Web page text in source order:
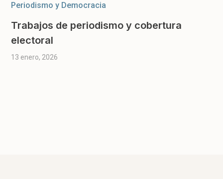
Periodismo y Democracia
Trabajos de periodismo y cobertura
electoral
13 enero, 2026